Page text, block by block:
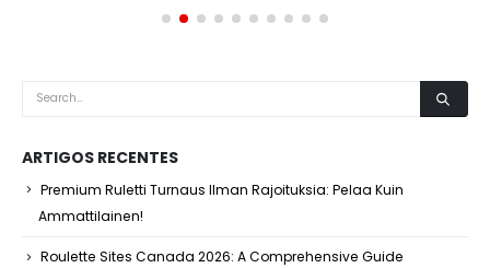
ARTIGOS RECENTES
Premium Ruletti Turnaus Ilman Rajoituksia: Pelaa Kuin
Ammattilainen!
Roulette Sites Canada 2026: A Comprehensive Guide